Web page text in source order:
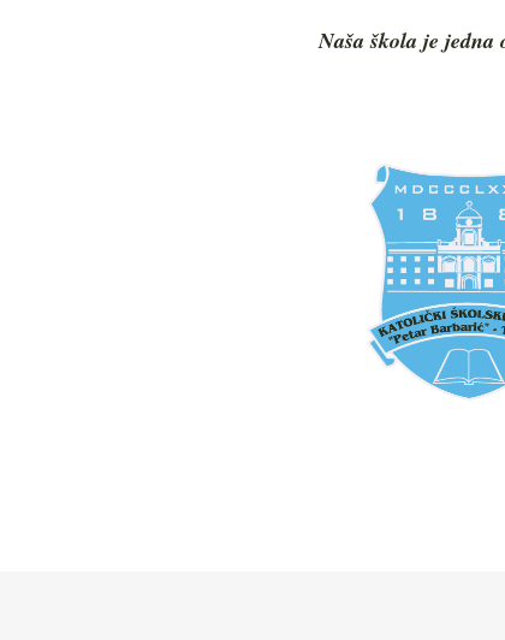
Naša škola je